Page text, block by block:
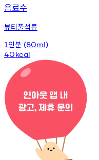
음료수
뷰티풀석류
1 인분 (80ml)
40kcal